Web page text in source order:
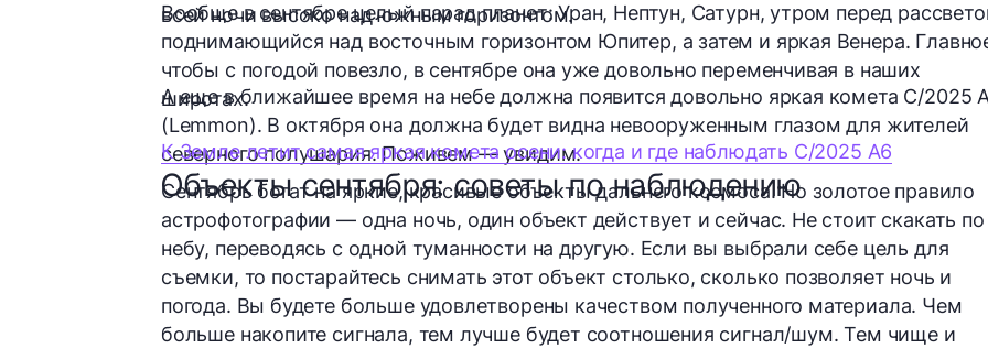
всей ночи высоко над южным горизонтом.
Вообще в сентябре целый парад планет: Уран, Нептун, Сатурн, утром перед
поднимающийся над восточным горизонтом Юпитер, а затем и яркая Венера.
чтобы с погодой повезло, в сентябре она уже довольно переменчивая в наших
широтах.
А еще в ближайшее время на небе должна появится довольно яркая комета C/2025
(Lemmon). В октября она должна будет видна невооруженным глазом для жителей
северного полушария. Поживем — увидим.
К Земле летит самая яркая комета осени: когда и где наблюдать C/2025 A6
Объекты сентября: советы по наблюдению
Сентябрь богат на яркие, красивые объекты дальнего космоса. Но золотое правило
астрофотографии — одна ночь, один объект действует и сейчас. Не стоит скакать по
небу, переводясь с одной туманности на другую. Если вы выбрали себе цель для
съемки, то постарайтесь снимать этот объект столько, сколько позволяет ночь и
погода. Вы будете больше удовлетворены качеством полученного материала. Чем
больше накопите сигнала, тем лучше будет соотношения сигнал/шум. Тем чище и